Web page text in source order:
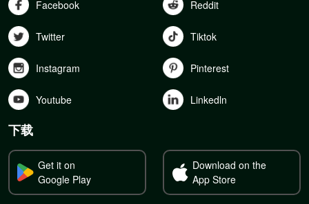
Facebook Reddit
Twitter Tiktok
Instagram Pinterest
Youtube Linkedln
下载
Get it on
Google Play
Download on the
App Store